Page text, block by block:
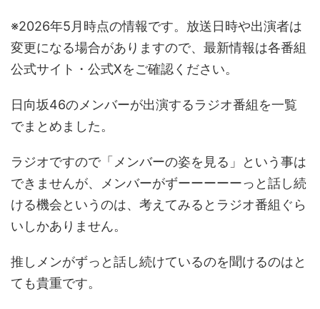
※2026年5月時点の情報です。放送日時や出演者は
変更になる場合がありますので、最新情報は各番組
公式サイト・公式Xをご確認ください。
日向坂46のメンバーが出演するラジオ番組を一覧
でまとめました。
ラジオですので「メンバーの姿を見る」という事は
できませんが、メンバーがずーーーーーっと話し続
ける機会というのは、考えてみるとラジオ番組ぐら
いしかありません。
推しメンがずっと話し続けているのを聞けるのはと
ても貴重です。